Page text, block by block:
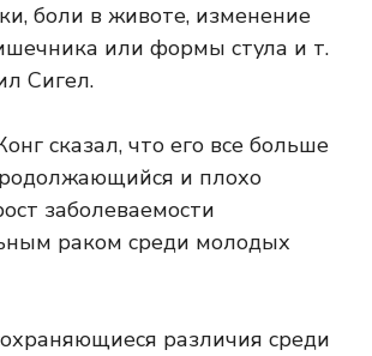
боли в животе, изменение
или формы стула и т.
Сигел.
сказал, что его все больше
и плохо
заболеваемости
раком среди молодых
различия среди